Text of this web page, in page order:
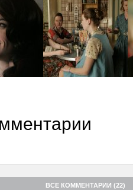
ВСЕ КОММЕНТАРИИ (22)